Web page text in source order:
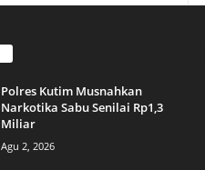
Polres Kutim Musnahkan
Narkotika Sabu Senilai Rp1,3
Miliar
Agu 2, 2026